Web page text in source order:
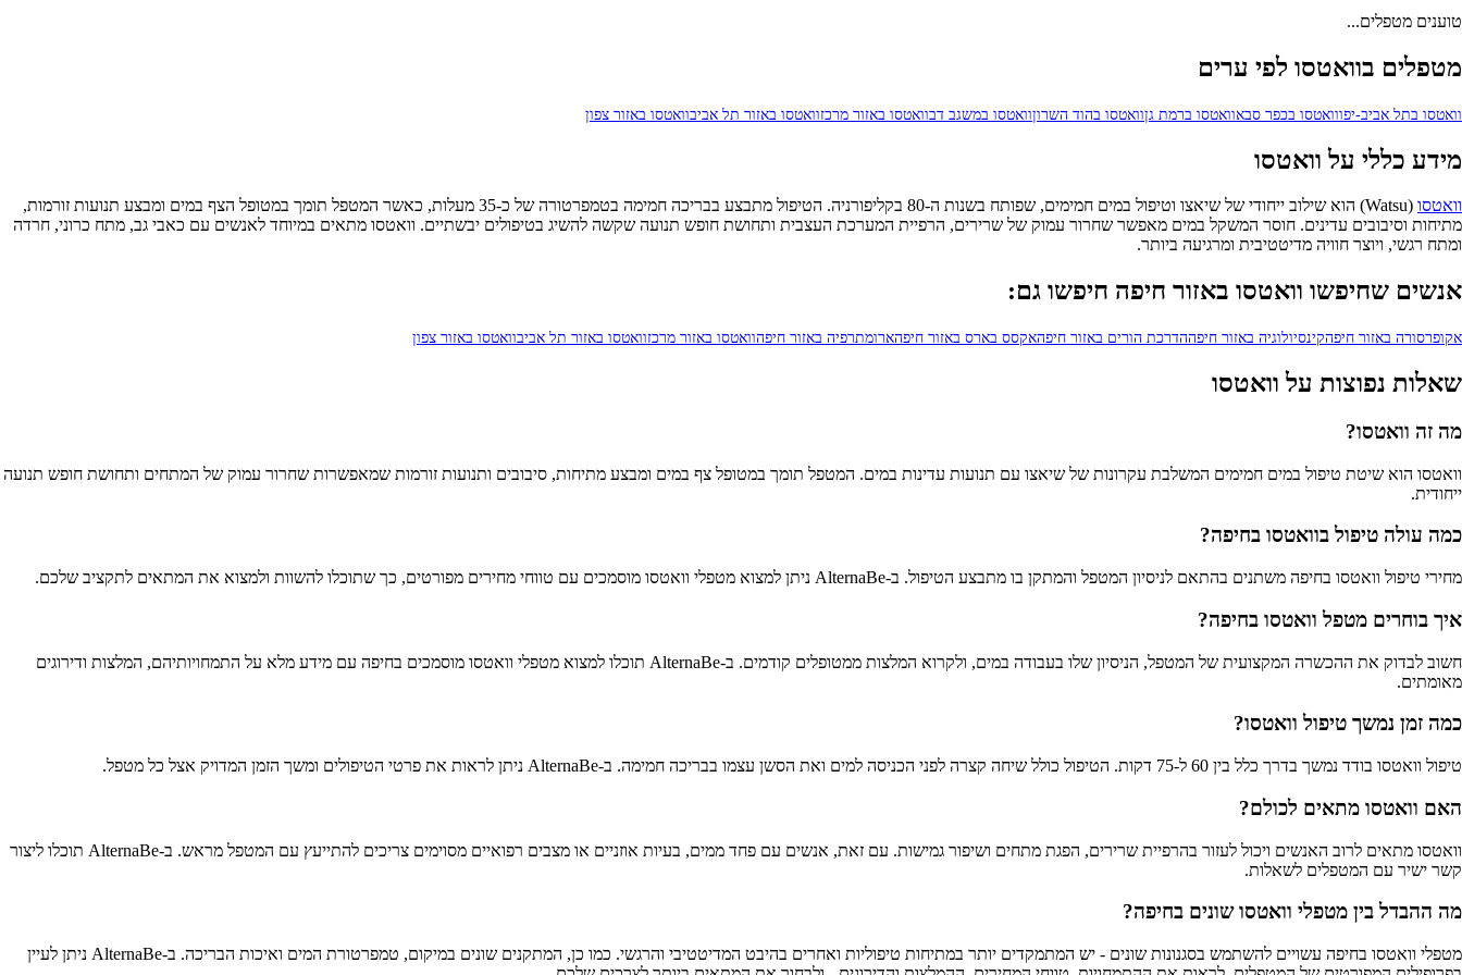
טוענים מטפלים...
מטפלים בוואטסו לפי ערים
וואטסו בתל אביב-יפווואטסו בכפר סבאוואטסו ברמת גןוואטסו בהוד השרוןוואטסו במשגב דבוואטסו באזור מרכזוואטסו באזור תל אביבוואטסו באזור צפון
מידע כללי על וואטסו
וואטסו
(Watsu) הוא שילוב ייחודי של שיאצו וטיפול במים חמימים, שפותח בשנות ה-80 בקליפורניה. הטיפול מתבצע בבריכה חמימה בטמפרטורה של כ-35 מעלות, כאשר המטפל תומך במטופל הצף במים ומבצע תנועות זורמות,
מתיחות וסיבובים עדינים. חוסר המשקל במים מאפשר שחרור עמוק של שרירים, הרפיית המערכת העצבית ותחושת חופש תנועה שקשה להשיג בטיפולים יבשתיים. וואטסו מתאים במיוחד לאנשים עם כאבי גב, מתח כרוני, חרדה
ומתח רגשי, ויוצר חוויה מדיטטיבית ומרגיעה ביותר.
אנשים שחיפשו וואטסו באזור חיפה חיפשו גם:
אקופרסורה באזור חיפהקינסיולוגיה באזור חיפההדרכת הורים באזור חיפהאקסס בארס באזור חיפהארומתרפיה באזור חיפהוואטסו באזור מרכזוואטסו באזור תל אביבוואטסו באזור צפון
שאלות נפוצות על וואטסו
מה זה וואטסו?
וואטסו הוא שיטת טיפול במים חמימים המשלבת עקרונות של שיאצו עם תנועות עדינות במים. המטפל תומך במטופל צף במים ומבצע מתיחות, סיבובים ותנועות זורמות שמאפשרות שחרור עמוק של המתחים ותחושת חופש תנועה
ייחודית.
כמה עולה טיפול בוואטסו בחיפה?
מחירי טיפול וואטסו בחיפה משתנים בהתאם לניסיון המטפל והמתקן בו מתבצע הטיפול. ב-AlternaBe ניתן למצוא מטפלי וואטסו מוסמכים עם טווחי מחירים מפורטים, כך שתוכלו להשוות ולמצוא את המתאים לתקציב שלכם.
איך בוחרים מטפל וואטסו בחיפה?
חשוב לבדוק את ההכשרה המקצועית של המטפל, הניסיון שלו בעבודה במים, ולקרוא המלצות ממטופלים קודמים. ב-AlternaBe תוכלו למצוא מטפלי וואטסו מוסמכים בחיפה עם מידע מלא על התמחויותיהם, המלצות ודירוגים
מאומתים.
כמה זמן נמשך טיפול וואטסו?
טיפול וואטסו בודד נמשך בדרך כלל בין 60 ל-75 דקות. הטיפול כולל שיחה קצרה לפני הכניסה למים ואת הסשן עצמו בבריכה חמימה. ב-AlternaBe ניתן לראות את פרטי הטיפולים ומשך הזמן המדויק אצל כל מטפל.
האם וואטסו מתאים לכולם?
וואטסו מתאים לרוב האנשים ויכול לעזור בהרפיית שרירים, הפגת מתחים ושיפור גמישות. עם זאת, אנשים עם פחד ממים, בעיות אוזניים או מצבים רפואיים מסוימים צריכים להתייעץ עם המטפל מראש. ב-AlternaBe תוכלו ליצור
קשר ישיר עם המטפלים לשאלות.
מה ההבדל בין מטפלי וואטסו שונים בחיפה?
מטפלי וואטסו בחיפה עשויים להשתמש בסגנונות שונים - יש המתמקדים יותר במתיחות טיפוליות ואחרים בהיבט המדיטטיבי והרגשי. כמו כן, המתקנים שונים במיקום, טמפרטורת המים ואיכות הבריכה. ב-AlternaBe ניתן לעיין